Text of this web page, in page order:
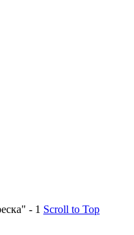
- 1 Scroll to Top